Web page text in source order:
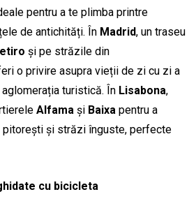
pentru a te plimba printre
de antichități. În Madrid, un traseu
și pe străzile din
o privire asupra vieții de zi cu zi a
turistică. În Lisabona,
Alfama și Baixa pentru a
pitorești și străzi înguste, perfecte
cu bicicleta